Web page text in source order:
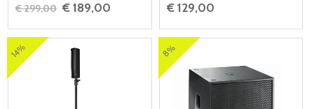
€ 299,00 € 189,00 € 129,00
14% 8%